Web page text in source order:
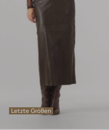
Letzte Größen